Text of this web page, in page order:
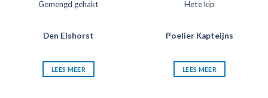
Gemengd gehakt
Den Elshorst
LEES MEER
Hete kip
Poelier Kapteijns
LEES MEER